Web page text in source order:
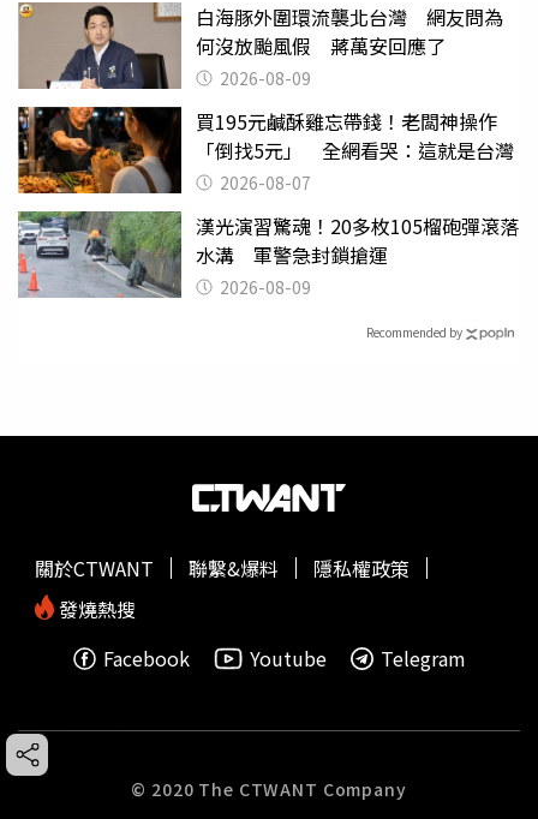
白海豚外圍環流襲北台灣 網友問為
何沒放颱風假 蔣萬安回應了
2026-08-09
買195元鹹酥雞忘帶錢！老闆神操作
「倒找5元」 全網看哭：這就是台灣
2026-08-07
漢光演習驚魂！20多枚105榴砲彈滾落
水溝 軍警急封鎖搶運
2026-08-09
Recommended by
關於CTWANT 聯繫&爆料
隱私權政策
發燒熱搜
Facebook
Youtube Telegram
© 2020 The CTWANT Company